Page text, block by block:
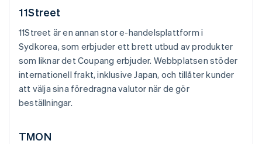
11Street
11Street är en annan stor e-handelsplattform i
Sydkorea, som erbjuder ett brett utbud av produkter
som liknar det Coupang erbjuder. Webbplatsen stöder
internationell frakt, inklusive Japan, och tillåter kunder
att välja sina föredragna valutor när de gör
beställningar.
TMON